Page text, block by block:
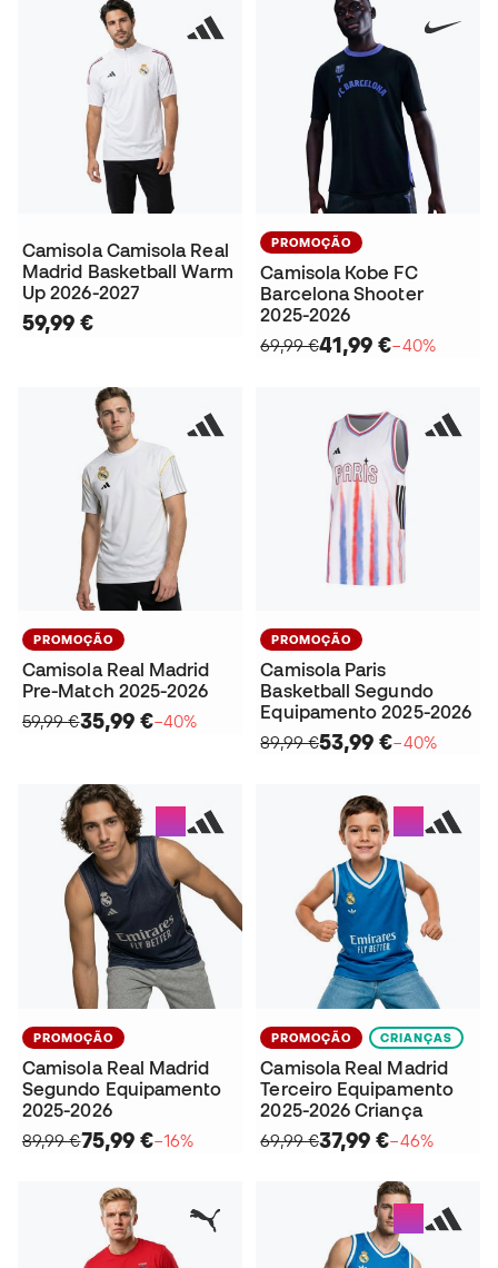
Camisola Camisola Real
Madrid Basketball Warm
Up 2026-2027
59,99 €
PROMOÇÃO
Camisola Kobe FC
Barcelona Shooter
2025-2026
69,99 €41,99 €−40%
PROMOÇÃO
Camisola Real Madrid
Pre-Match 2025-2026
59,99 €35,99 €−40%
PROMOÇÃO
Camisola Paris
Basketball Segundo
Equipamento 2025-2026
89,99 €53,99 €−40%
PROMOÇÃO
Camisola Real Madrid
Segundo Equipamento
2025-2026
89,99 €75,99 €−16%
PROMOÇÃO CRIANÇAS
Camisola Real Madrid
Terceiro Equipamento
2025-2026 Criança
69,99 €37,99 €−46%